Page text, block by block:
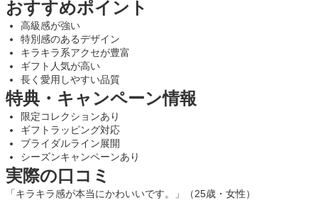
おすすめポイント
高級感が強い
特別感のあるデザイン
キラキラ系アクセが豊富
ギフト人気が高い
長く愛用しやすい品質
特典・キャンペーン情報
限定コレクションあり
ギフトラッピング対応
ブライダルライン展開
シーズンキャンペーンあり
実際の口コミ
「キラキラ感が本当にかわいいです。」（25歳・女性）